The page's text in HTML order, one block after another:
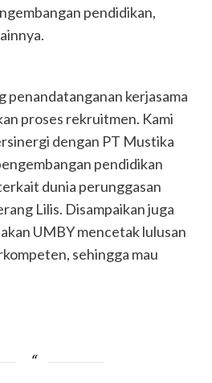
pendidikan,
penandatanganan kerjasama
proses rekruitmen. Kami
dengan PT Mustika
pendidikan
dunia perunggasan
Lilis. Disampaikan juga
UMBY mencetak lulusan
sehingga mau